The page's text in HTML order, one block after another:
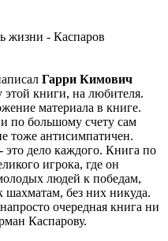
Гарри Кимович
этой книги, на любителя.
материала в книге.
по большому счету сам
тоже антисимпатичен.
дело каждого. Книга по
игрока, где он
людей к победам,
шахматам, без них никуда.
очередная книга ни
Каспарову.